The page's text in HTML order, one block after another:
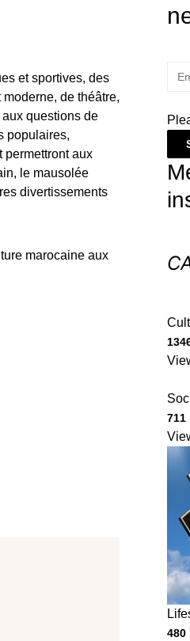
et sportives, des
de théâtre,
questions de
populaires,
permettront aux
le mausolée
divertissements
marocaine aux
711
480